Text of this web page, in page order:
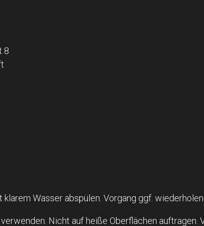
8
Wasser abspülen. Vorgang ggf. wiederholen.
Nicht auf heiße Oberflächen